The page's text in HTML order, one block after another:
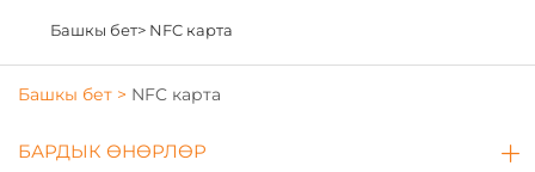
Башкы бет> NFC карта
Башкы бет > NFC карта
БАРДЫК ӨНӨРЛӨР